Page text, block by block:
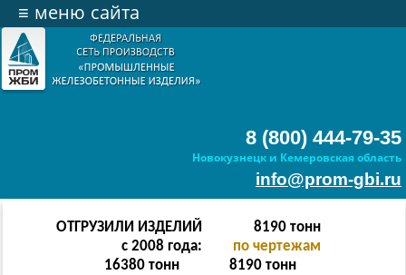
8 (800) 444-79-35
Новокузнецк и Кемеровская область
info@prom-gbi.ru
≡ меню сайта
ОТГРУЗИЛИ ИЗДЕЛИЙ
с 2008 года:
16382тонн
по чертежам
32764 тонн
16382 тонн